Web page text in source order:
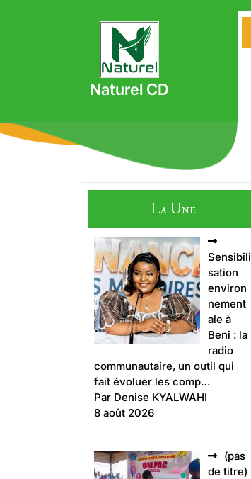
Naturel CD
La Une
Sensibili
sation
environ
nement
ale à
Beni : la
radio
communautaire, un outil qui
fait évoluer les comp…
Par Denise KYALWAHI
8 août 2026
(pas
de titre)